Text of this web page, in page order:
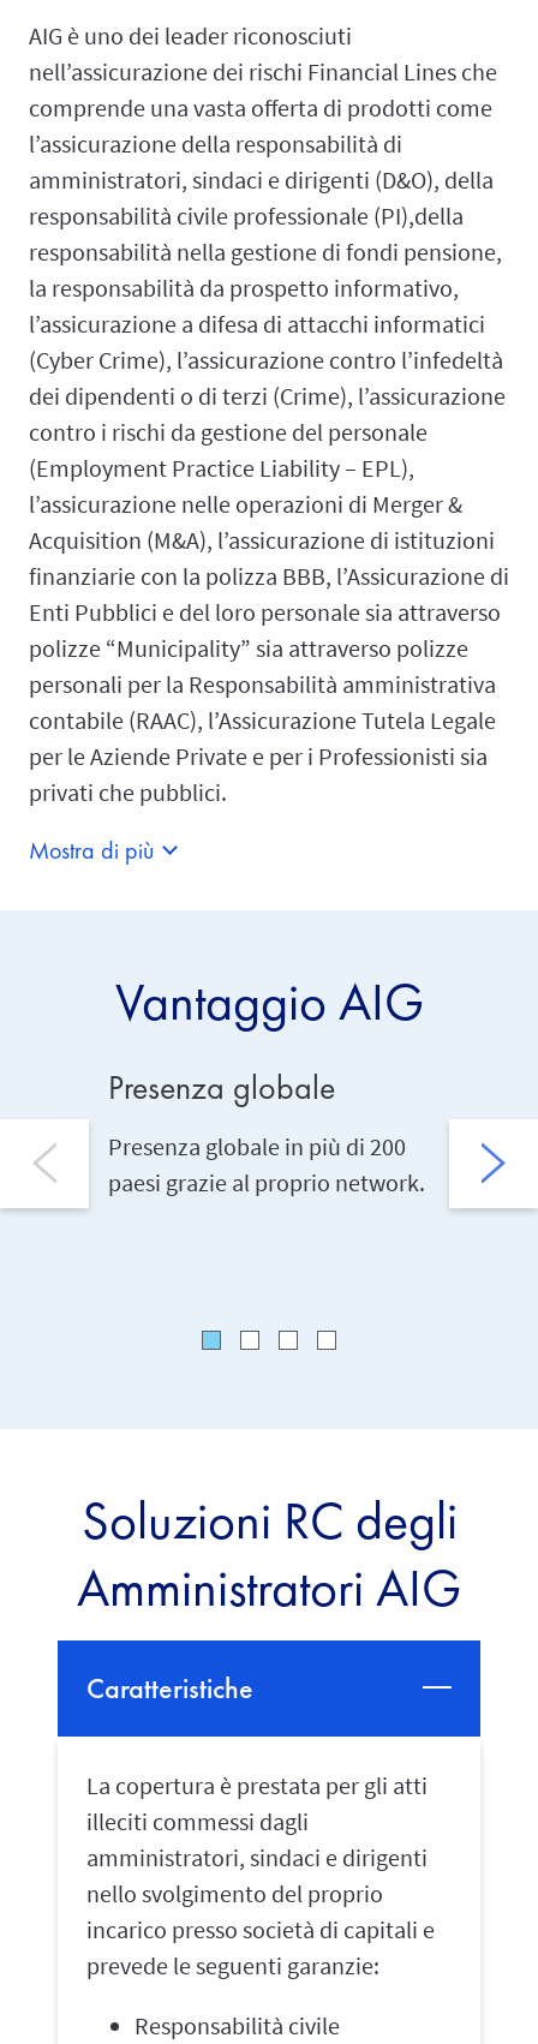
AIG è uno dei leader riconosciuti
nell’assicurazione dei rischi Financial Lines che
comprende una vasta offerta di prodotti come
l’assicurazione della responsabilità di
amministratori, sindaci e dirigenti (D&O), della
responsabilità civile professionale (PI),della
responsabilità nella gestione di fondi pensione,
la responsabilità da prospetto informativo,
l’assicurazione a difesa di attacchi informatici
(Cyber Crime), l’assicurazione contro l’infedeltà
dei dipendenti o di terzi (Crime), l’assicurazione
contro i rischi da gestione del personale
(Employment Practice Liability – EPL),
l’assicurazione nelle operazioni di Merger &
Acquisition (M&A), l’assicurazione di istituzioni
finanziarie con la polizza BBB, l’Assicurazione di
Enti Pubblici e del loro personale sia attraverso
polizze “Municipality” sia attraverso polizze
personali per la Responsabilità amministrativa
contabile (RAAC), l’Assicurazione Tutela Legale
per le Aziende Private e per i Professionisti sia
privati che pubblici.
Mostra di più
Vantaggio AIG
Presenza globale
Presenza globale in più di 200
paesi grazie al proprio network.
AIG
Italia
Soluzioni RC degli
Amministratori AIG
Caratteristiche
La copertura è prestata per gli atti
illeciti commessi dagli
amministratori, sindaci e dirigenti
nello svolgimento del proprio
incarico presso società di capitali e
prevede le seguenti garanzie:
Responsabilità civile